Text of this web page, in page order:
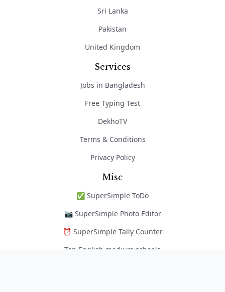
Sri Lanka
Pakistan
United Kingdom
Services
Jobs in Bangladesh
Free Typing Test
DekhoTV
Terms & Conditions
Privacy Policy
Misc
✅ SuperSimple ToDo
📷 SuperSimple Photo Editor
⏰ SuperSimple Tally Counter
Top English medium schools